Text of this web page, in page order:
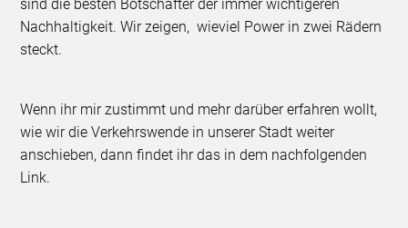
sind die besten Botschafter der immer wichtigeren
Nachhaltigkeit. Wir zeigen, wieviel Power in zwei Rädern
steckt.
Wenn ihr mir zustimmt und mehr darüber erfahren wollt,
wie wir die Verkehrswende in unserer Stadt weiter
anschieben, dann findet ihr das in dem nachfolgenden
Link.